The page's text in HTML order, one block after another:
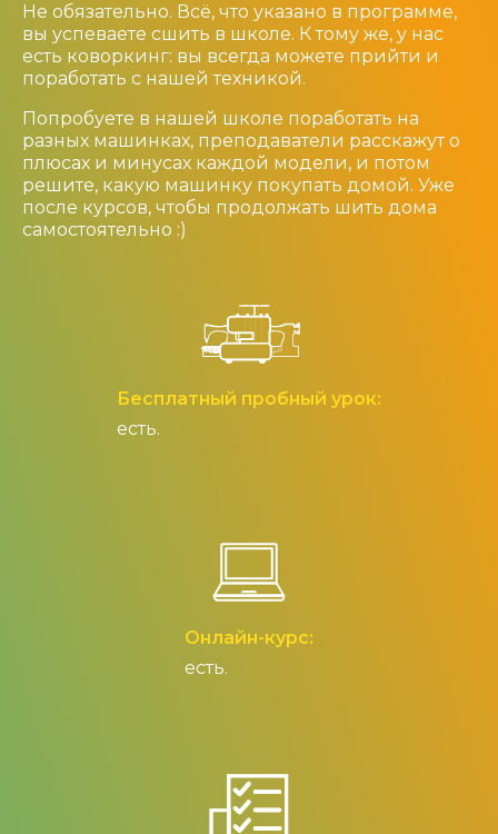
Не обязательно. Всё, что указано в программе,
вы успеваете сшить в школе. К тому же, у нас
есть коворкинг: вы всегда можете прийти и
поработать с нашей техникой.
Попробуете в нашей школе поработать на
разных машинках, преподаватели расскажут о
плюсах и минусах каждой модели, и потом
решите, какую машинку покупать домой. Уже
после курсов, чтобы продолжать шить дома
самостоятельно :)
Бесплатный пробный урок:
есть.
Онлайн-курс:
есть.